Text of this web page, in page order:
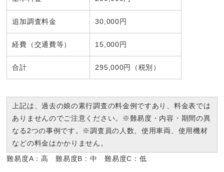
追加調査料金 30,000円
経費（交通費等） 15,000円
合計 295,000円（税別）
上記は、過去の娘の素行調査の料金例ですあり、料金表では
ありませんのでご注意ください。※難易度・内容・期間の異
なる2つの事例です。※調査員の人数、使用車両、使用機材
などの料金はかかりません。
難易度A：高 難易度B：中 難易度C：低